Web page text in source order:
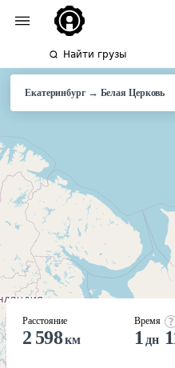
Найти грузы
Екатеринбург→ Белая Церковь
Расстояние
2 598км
Время
1 дн